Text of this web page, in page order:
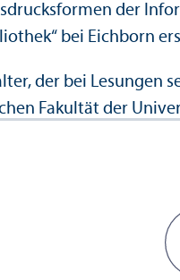
der
bei Eichborn
der bei Lesungen
Fakultät der